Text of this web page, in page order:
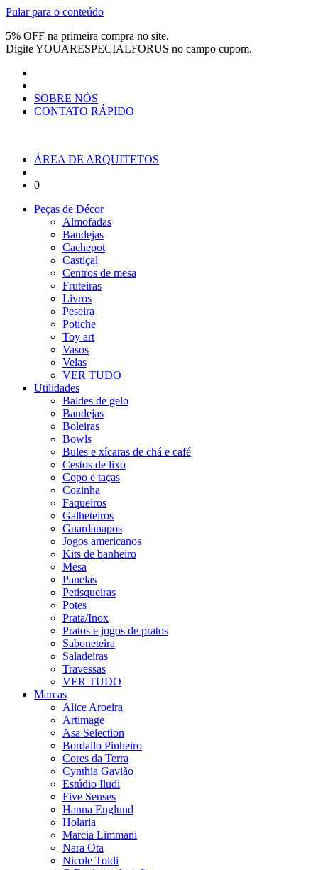
Pular para o conteúdo
5% OFF na primeira compra no site.
DigiteYOUARESPECIALFORUS no campo cupom.
SOBRE NÓS
CONTATO RÁPIDO
ÁREA DE ARQUITETOS
0
Peças de Décor
Almofadas
Bandejas
Cachepot
Castiçal
Centros de mesa
Fruteiras
Livros
Peseira
Potiche
Toy art
Vasos
Velas
VER TUDO
Utilidades
Baldes de gelo
Bandejas
Boleiras
Bowls
Bules e xícaras de chá e café
Cestos de lixo
Copo e taças
Cozinha
Faqueiros
Galheteiros
Guardanapos
Jogos americanos
Kits de banheiro
Mesa
Panelas
Petisqueiras
Potes
Prata/Inox
Pratos e jogos de pratos
Saboneteira
Saladeiras
Travessas
VER TUDO
Marcas
Alice Aroeira
Artimage
Asa Selection
Bordallo Pinheiro
Cores da Terra
Cynthia Gavião
Estúdio Iludi
Five Senses
Hanna Englund
Holaria
Marcia Limmani
Nara Ota
Nicole Toldi